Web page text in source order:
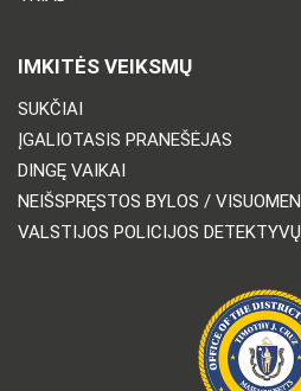
IMKITĖS VEIKSMŲ
SUKČIAI
ĮGALIOTASIS PRANEŠĖJAS
DINGĘ VAIKAI
NEIŠSPRĘSTOS BYLOS /
VALSTIJOS POLICIJOS